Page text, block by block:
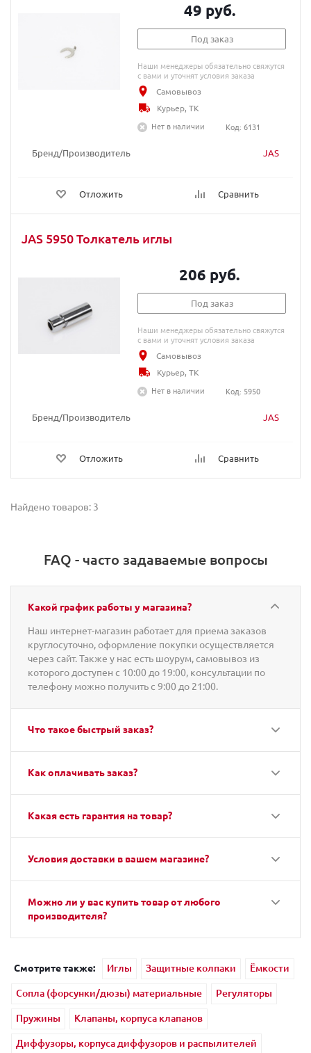
Бренд/Производитель JAS
Отложить Сравнить
49 руб.
Под заказ
Наши менеджеры обязательно свяжутся
с вами и уточнят условия заказа
Самовывоз
Курьер, ТК
Нет в наличии
Код: 6131
JAS 5950 Толкатель иглы
Бренд/Производитель JAS
Отложить Сравнить
206 руб.
Под заказ
Наши менеджеры обязательно свяжутся
с вами и уточнят условия заказа
Самовывоз
Курьер, ТК
Нет в наличии
Код: 5950
Найдено товаров: 3
FAQ - часто задаваемые вопросы
Какой график работы у магазина?
Наш интернет-магазин работает для приема заказов
круглосуточно, оформление покупки осуществляется
через сайт. Также у нас есть шоурум, самовывоз из
которого доступен с 10:00 до 19:00, консультации по
телефону можно получить с 9:00 до 21:00.
Что такое быстрый заказ?
Как оплачивать заказ?
Какая есть гарантия на товар?
Условия доставки в вашем магазине?
Можно ли у вас купить товар от любого
производителя?
Смотрите также: Иглы Защитные колпаки
Ёмкости
Сопла (форсунки/дюзы) материальные
Регуляторы
Пружины
Клапаны, корпуса клапанов
Диффузоры, корпуса диффузоров и распылителей